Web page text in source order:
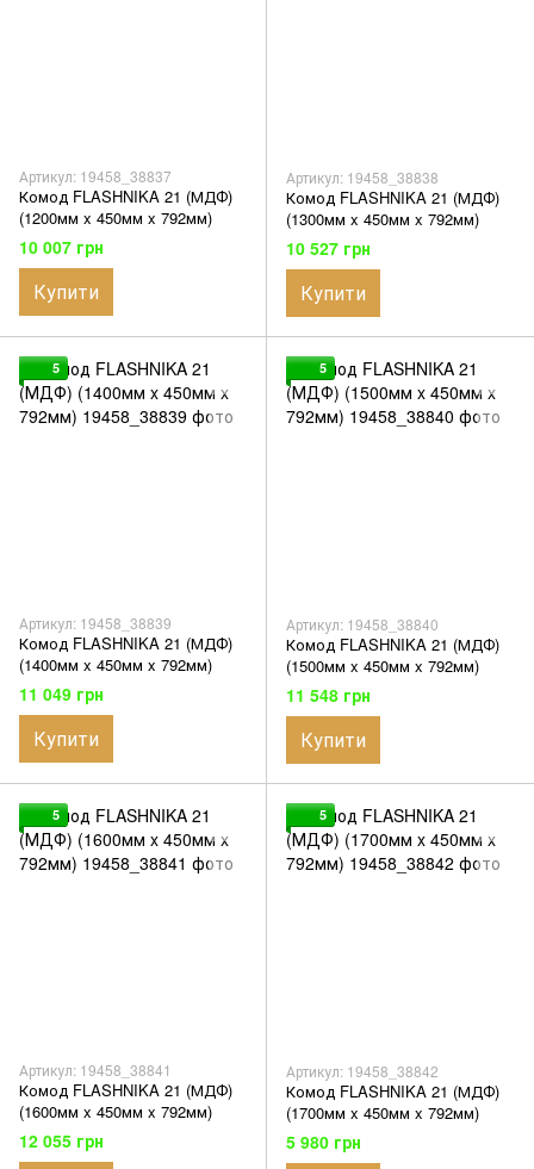
Артикул: 19458_38837
Комод FLASHNIKA 21 (МДФ)
(1200мм x 450мм x 792мм)
10 007 грн
Купити
Артикул: 19458_38838
Комод FLASHNIKA 21 (МДФ)
(1300мм x 450мм x 792мм)
10 527 грн
Купити
5
Артикул: 19458_38839
Комод FLASHNIKA 21 (МДФ)
(1400мм x 450мм x 792мм)
11 049 грн
Купити
5
Артикул: 19458_38840
Комод FLASHNIKA 21 (МДФ)
(1500мм x 450мм x 792мм)
11 548 грн
Купити
5
Артикул: 19458_38841
Комод FLASHNIKA 21 (МДФ)
(1600мм x 450мм x 792мм)
12 055 грн
5
Артикул: 19458_38842
Комод FLASHNIKA 21 (МДФ)
(1700мм x 450мм x 792мм)
5 980 грн